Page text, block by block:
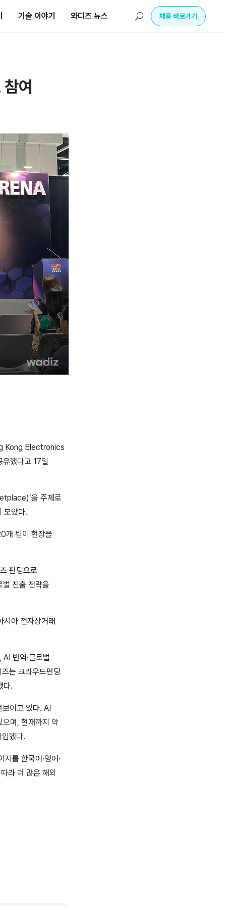
기술 이야기 와디즈 뉴스 U 채용 바로가기
여
Kong Electronics
했다고 17일
을 주제로
모았다.
개 팀이 현장을
펀딩으로
벌 진출 전략을
시아 전자상거래
번역·글로벌
는 크라우드펀딩
다.
이고 있다. AI
으며, 현재까지 약
했다.
를 한국어·영어·
라 더 많은 해외